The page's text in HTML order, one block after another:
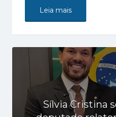
Leia mais
Sílvia Cristina